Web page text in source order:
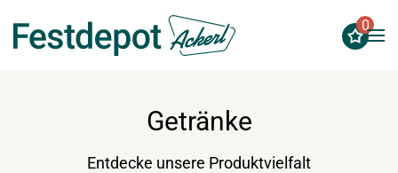
Zum Hauptinhalt springen
0
Getränke
Entdecke unsere Produktvielfalt